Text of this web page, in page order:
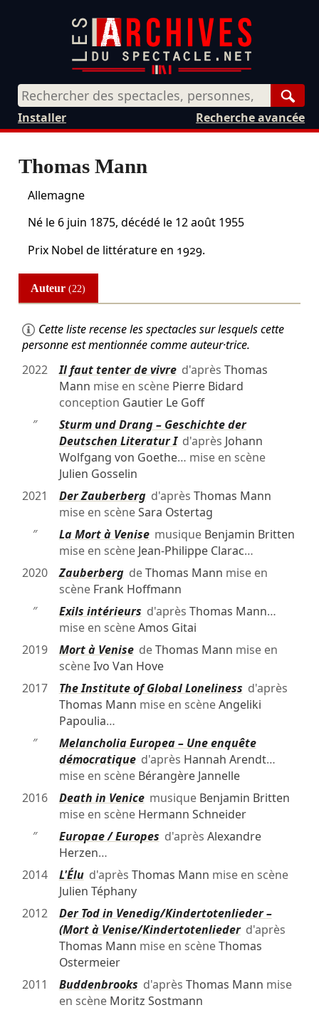
Recherche avancée
Installer
Thomas Mann
Allemagne
Né le 6 juin 1875, décédé le 12 août 1955
Prix Nobel de littérature en 1929.
Auteur(22)
Cette liste recense les spectacles sur lesquels cette
personne est mentionnée comme auteur·trice.
2022
Il faut tenter de vivred'après Thomas
Mann mise en scène Pierre Bidard
conception Gautier Le Goff
″
Sturm und Drang – Geschichte der
Deutschen Literatur Id'après Johann
Wolfgang von Goethe… mise en scène
Julien Gosselin
2021
Der Zauberbergd'après Thomas Mann
mise en scèneSara Ostertag
″
La Mort à Venisemusique Benjamin Britten
mise en scène Jean-Philippe Clarac…
2020
ZauberbergdeThomas Mann mise en
scène Frank Hoffmann
″
Exils intérieurs d'après Thomas Mann…
mise en scèneAmos Gitai
2019
Mort à VenisedeThomas Mann mise en
scèneIvo Van Hove
2017
The Institute of Global Loneliness d'après
Thomas Mann mise en scèneAngeliki
Papoulia…
″
Melancholia Europea – Une enquête
démocratiqued'après Hannah Arendt…
mise en scène Bérangère Jannelle
2016
Death in Venicemusique Benjamin Britten
mise en scène Hermann Schneider
″
Europae / Europes d'après Alexandre
Herzen…
2014
L'Élud'après Thomas Mann mise en scène
Julien Téphany
2012
Der Tod in Venedig/Kindertotenlieder –
(Mort à Venise/Kindertotenliederd'après
Thomas Mann mise en scèneThomas
Ostermeier
2011
Buddenbrooks d'après Thomas Mann mise
en scène Moritz Sostmann